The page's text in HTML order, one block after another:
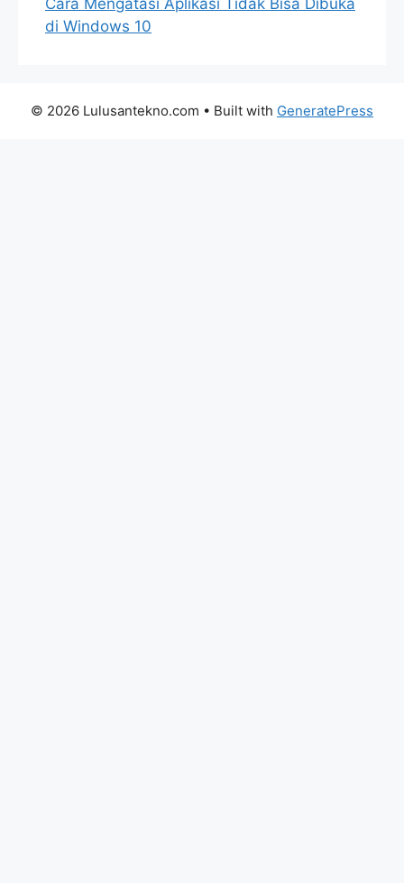
Cara Mengatasi Aplikasi Tidak Bisa Dibuka
di Windows 10
© 2026 Lulusantekno.com • Built with GeneratePress